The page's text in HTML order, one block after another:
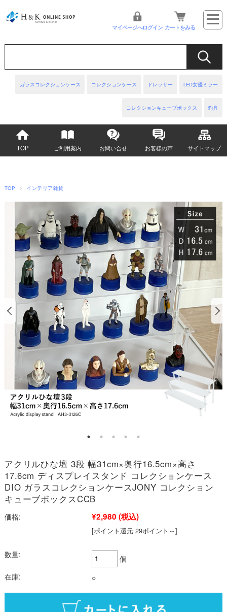
ガラスコレクションケース コレクションケース ドレッサー LED女優ミラー
コレクションキューブボックス 釣具
マイページへログイン カートをみる
TOP ご利用案内 お問い合せ お客様の声 サイトマップ
TOP インテリア雑貨
アクリルひな壇 3段 幅31cm×奥行16.5cm×高さ
17.6cm ディスプレイスタンド コレクションケース
DIO ガラスコレクションケースJONY コレクション
キューブボックスCCB
価格: ¥2,980 (税込)
[ポイント還元 29ポイント～]
数量:
個
在庫:
○